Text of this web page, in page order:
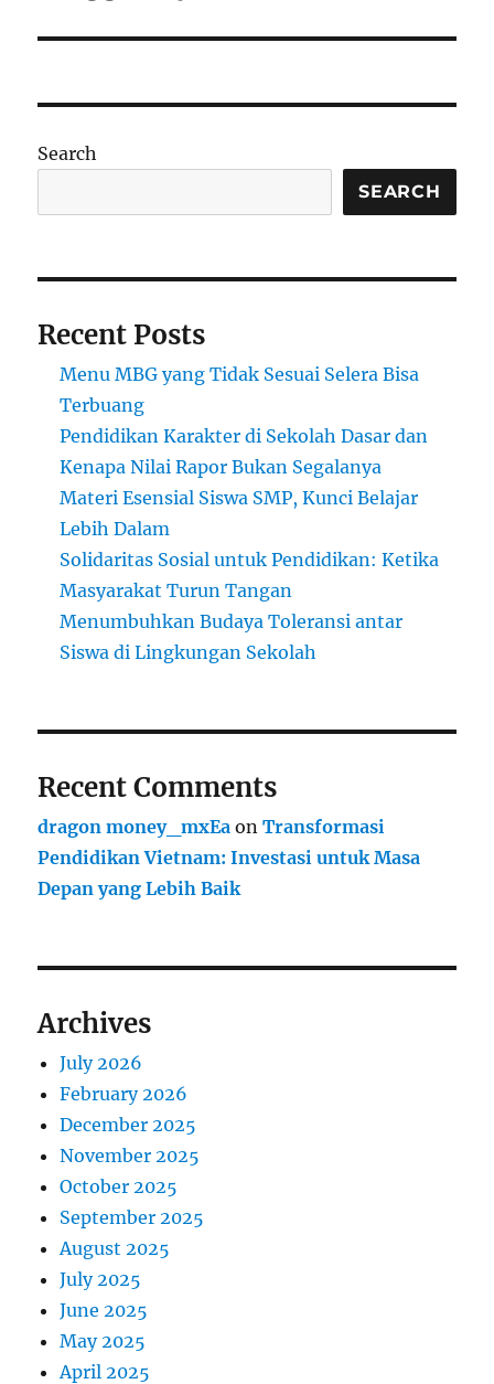
Search
SEARCH
Recent Posts
Menu MBG yang Tidak Sesuai Selera Bisa
Terbuang
Pendidikan Karakter di Sekolah Dasar dan
Kenapa Nilai Rapor Bukan Segalanya
Materi Esensial Siswa SMP, Kunci Belajar
Lebih Dalam
Solidaritas Sosial untuk Pendidikan: Ketika
Masyarakat Turun Tangan
Menumbuhkan Budaya Toleransi antar
Siswa di Lingkungan Sekolah
Recent Comments
dragon money_mxEa onTransformasi
Pendidikan Vietnam: Investasi untuk Masa
Depan yang Lebih Baik
Archives
July 2026
February 2026
December 2025
November 2025
October 2025
September 2025
August 2025
July 2025
June 2025
May 2025
April 2025